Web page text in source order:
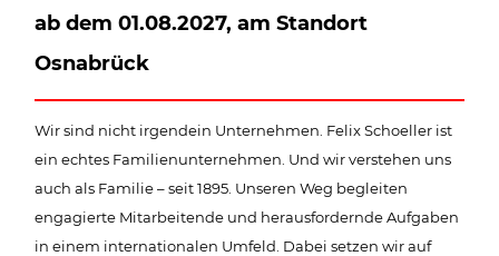
ab dem 01.08.2027, am Standort
Osnabrück
Wir sind nicht irgendein Unternehmen. Felix Schoeller ist
ein echtes Familienunternehmen. Und wir verstehen uns
auch als Familie – seit 1895. Unseren Weg begleiten
engagierte Mitarbeitende und herausfordernde Aufgaben
in einem internationalen Umfeld. Dabei setzen wir auf